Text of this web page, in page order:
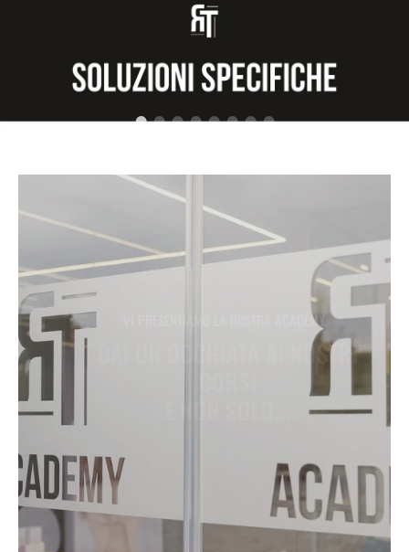
Come prendersi cura della pelle.
Scopri i prodotti della categoria VISO
DAI UN OCCHIATA AI NOSTRI